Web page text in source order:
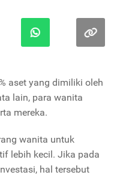
aset yang dimiliki oleh
lain, para wanita
mereka.
wanita untuk
lebih kecil. Jika pada
hal tersebut